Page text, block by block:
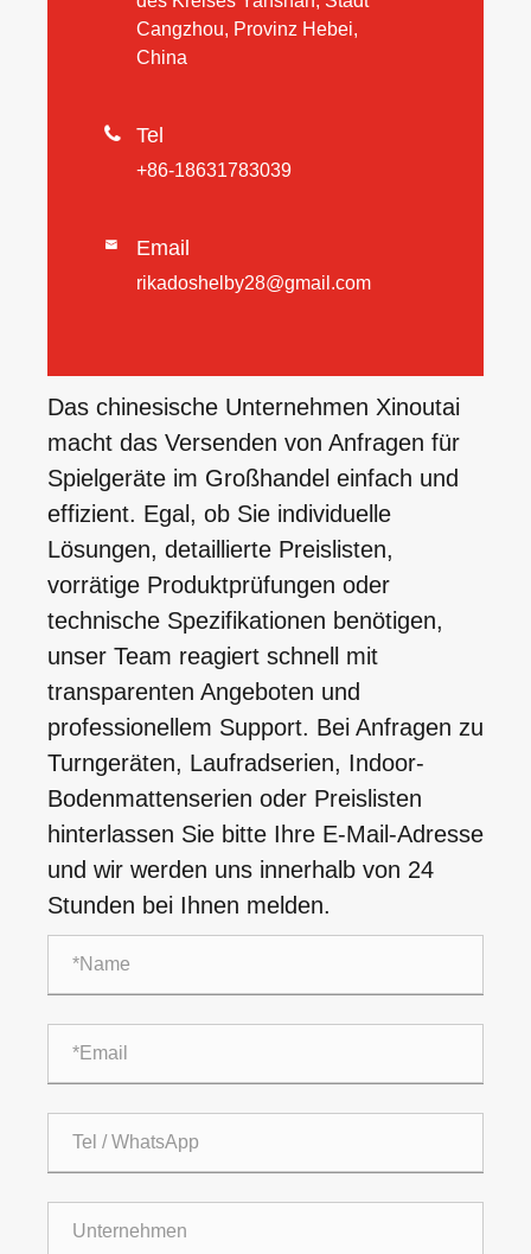
Cangzhou, Provinz Hebei,
China
 Tel
+86-18631783039
 Email
rikadoshelby28@gmail.com
Das chinesische Unternehmen Xinoutai
macht das Versenden von Anfragen für
Spielgeräte im Großhandel einfach und
effizient. Egal, ob Sie individuelle
Lösungen, detaillierte Preislisten,
vorrätige Produktprüfungen oder
technische Spezifikationen benötigen,
unser Team reagiert schnell mit
transparenten Angeboten und
professionellem Support. Bei Anfragen zu
Turngeräten, Laufradserien, Indoor-
Bodenmattenserien oder Preislisten
hinterlassen Sie bitte Ihre E-Mail-Adresse
und wir werden uns innerhalb von 24
Stunden bei Ihnen melden.